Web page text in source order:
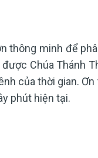
thông minh để
Chúa Thánh
của thời gian.
phút hiện tại.